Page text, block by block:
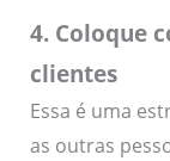
4. Coloque
clientes
Essa é uma
as outras